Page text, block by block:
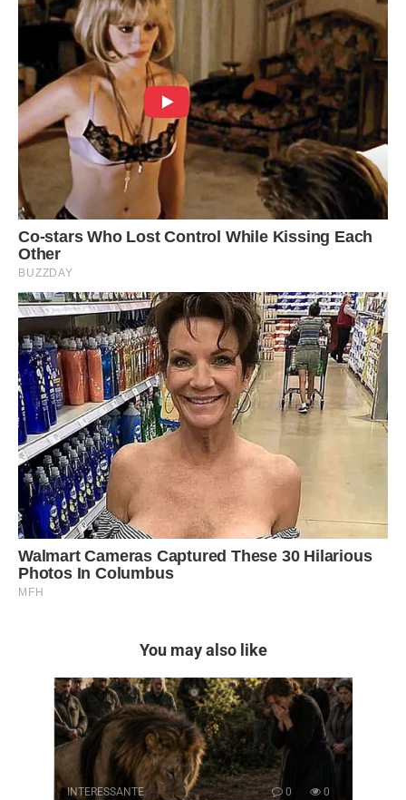
You may also like
INTERESSANTE 0 0